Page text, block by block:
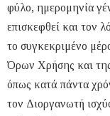
φύλο, ημερομηνία
επισκεφθεί και τον
το συγκεκριμένο
Όρων Χρήσης και
όπως κατά πάντα
τον Διοργανωτή